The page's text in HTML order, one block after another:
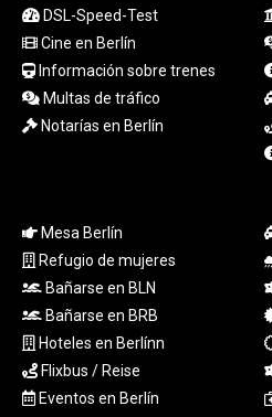
DSL-Speed-Test
Cine en Berlín
Información sobre trenes
Multas de tráfico
Notarías en Berlín
Mesa Berlín
Refugio de mujeres
Bañarse en BLN
Bañarse en BRB
Hoteles en Berlínn
Flixbus / Reise
Eventos en Berlín